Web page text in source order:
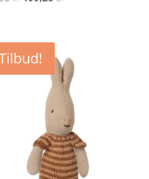
var:
249,00 kr..199,20 kr..